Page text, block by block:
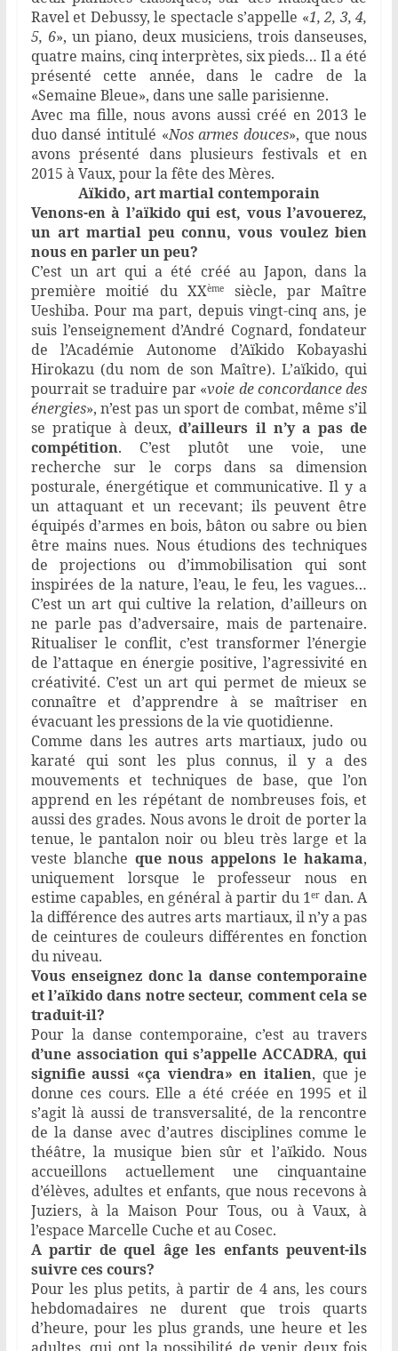
Ravel et Debussy, le spectacle s’appelle «1, 2, 3, 4,
5, 6», un piano, deux musiciens, trois danseuses,
quatre mains, cinq interprètes, six pieds… Il a été
présenté cette année, dans le cadre de la
«Semaine Bleue», dans une salle parisienne.
Avec ma fille, nous avons aussi créé en 2013 le
duo dansé intitulé «Nos armes douces», que nous
avons présenté dans plusieurs festivals et en
2015 à Vaux, pour la fête des Mères.
Aïkido, art martial contemporain
Venons-en à l’aïkido qui est, vous l’avouerez,
un art martial peu connu, vous voulez bien
nous en parler un peu?
C’est un art qui a été créé au Japon, dans la
première moitié du XXème
siècle, par Maître
Ueshiba. Pour ma part, depuis vingt-cinq ans, je
suis l’enseignement d’André Cognard, fondateur
de l’Académie Autonome d’Aïkido Kobayashi
Hirokazu (du nom de son Maître). L’aïkido, qui
pourrait se traduire par «voie de concordance des
énergies», n’est pas un sport de combat, même s’il
se pratique à deux,d’ailleurs il n’y a pas de
compétition. C’est plutôt une voie, une
recherche sur le corps dans sa dimension
posturale, énergétique et communicative. Il y a
un attaquant et un recevant; ils peuvent être
équipés d’armes en bois, bâton ou sabre ou bien
être mains nues. Nous étudions des techniques
de projections ou d’immobilisation qui sont
inspirées de la nature, l’eau, le feu, les vagues…
C’est un art qui cultive la relation, d’ailleurs on
ne parle pas d’adversaire, mais de partenaire.
Ritualiser le conflit, c’est transformer l’énergie
de l’attaque en énergie positive, l’agressivité en
créativité. C’est un art qui permet de mieux se
connaître et d’apprendre à se maîtriser en
évacuant les pressions de la vie quotidienne.
Comme dans les autres arts martiaux, judo ou
karaté qui sont les plus connus, il y a des
mouvements et techniques de base, que l’on
apprend en les répétant de nombreuses fois, et
aussi des grades. Nous avons le droit de porter la
tenue, le pantalon noir ou bleu très large et la
veste blanche que nous appelons le hakama,
uniquement lorsque le professeur nous en
estime capables, en général à partir du 1er dan. A
la différence des autres arts martiaux, il n’y a pas
de ceintures de couleurs différentes en fonction
du niveau.
Vous enseignez donc la danse contemporaine
et l’aïkido dans notre secteur, comment cela se
traduit-il?
Pour la danse contemporaine, c’est au travers
d’une association qui s’appelle ACCADRA,qui
signifie aussi «ça viendra» en italien, que je
donne ces cours. Elle a été créée en 1995 et il
s’agit là aussi de transversalité, de la rencontre
de la danse avec d’autres disciplines comme le
théâtre, la musique bien sûr et l’aïkido. Nous
accueillons actuellement une cinquantaine
d’élèves, adultes et enfants, que nous recevons à
Juziers, à la Maison Pour Tous, ou à Vaux, à
l’espace Marcelle Cuche et au Cosec.
A partir de quel âge les enfants peuvent-ils
suivre ces cours?
Pour les plus petits, à partir de 4 ans, les cours
hebdomadaires ne durent que trois quarts
d’heure, pour les plus grands, une heure et les